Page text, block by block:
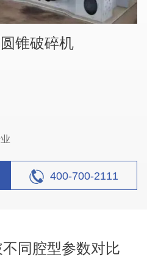
锥破碎机
400-700-2111
同腔型参数对比